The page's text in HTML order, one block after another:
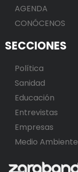
AGENDA
CONÓCENOS
SECCIONES
Política
Sanidad
Educación
Entrevistas
Empresas
Medio Ambiente